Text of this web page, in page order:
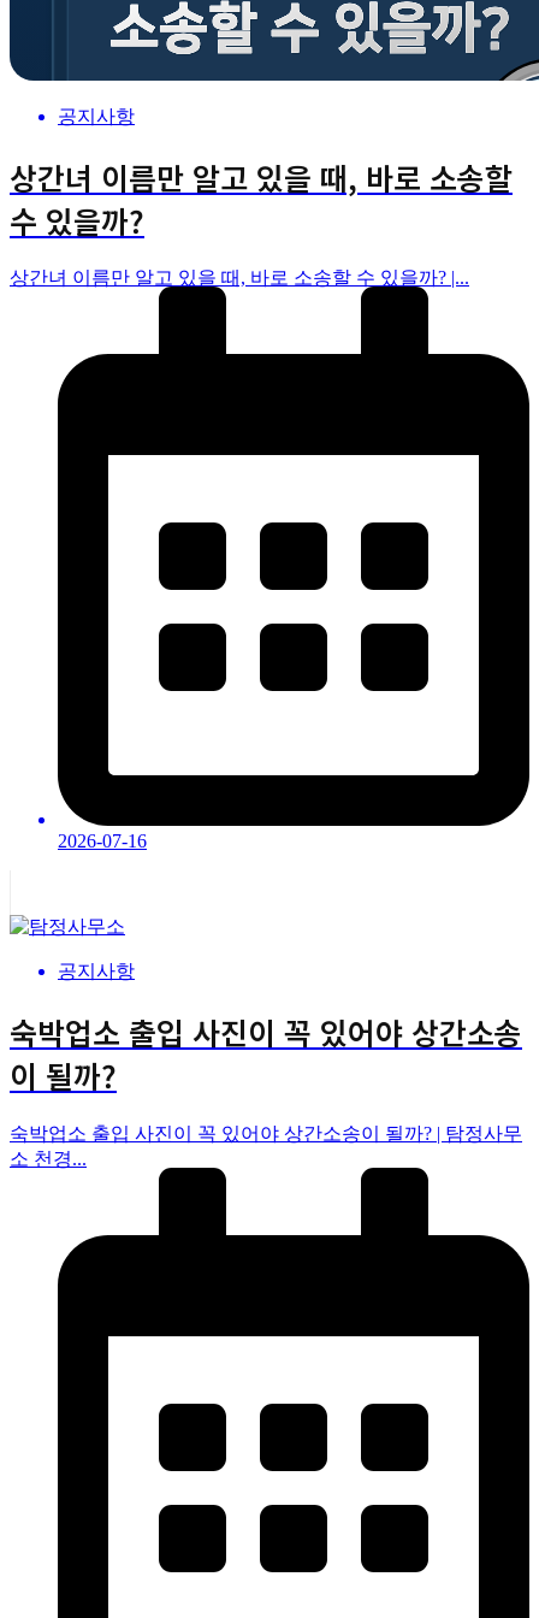
공지사항
상간녀 이름만 알고 있을 때, 바로 소송할
수 있을까?
상간녀 이름만 알고 있을 때, 바로 소송할 수 있을까? |...
2026-07-16
공지사항
숙박업소 출입 사진이 꼭 있어야 상간소송
이 될까?
숙박업소 출입 사진이 꼭 있어야 상간소송이 될까? | 탐정사무
소 천경...